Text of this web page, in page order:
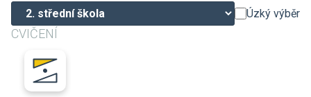
Úzký výběr
CVIČENÍ